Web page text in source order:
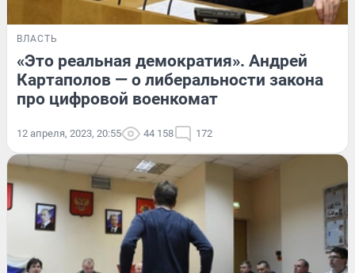
ВЛАСТЬ
«Это реальная демократия». Андрей
Картаполов — о либеральности закона
про цифровой военкомат
12 апреля, 2023, 20:55 44 158 172